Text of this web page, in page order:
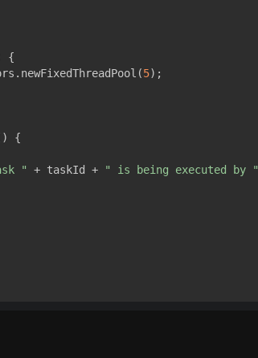
{
5);
{
" + taskId + " is being executed by "